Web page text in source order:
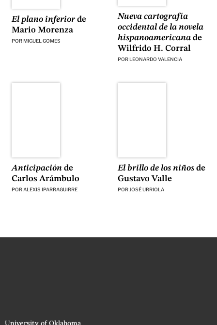
El plano inferiorde
Mario Morenza
POR MIGUEL GOMES
Nueva cartografía
occidental de la novela
hispanoamericanade
Wilfrido H. Corral
POR LEONARDO VALENCIA
Anticipaciónde
Carlos Arámbulo
PORALEXIS IPARRAGUIRRE
El brillo de los niñosde
Gustavo Valle
POR JOSÉ URRIOLA
University of Oklahoma